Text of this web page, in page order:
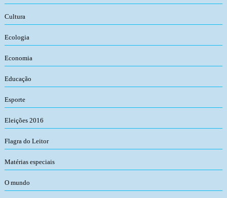
Cultura
Ecologia
Economia
Educação
Esporte
Eleições 2016
Flagra do Leitor
Matérias especiais
O mundo